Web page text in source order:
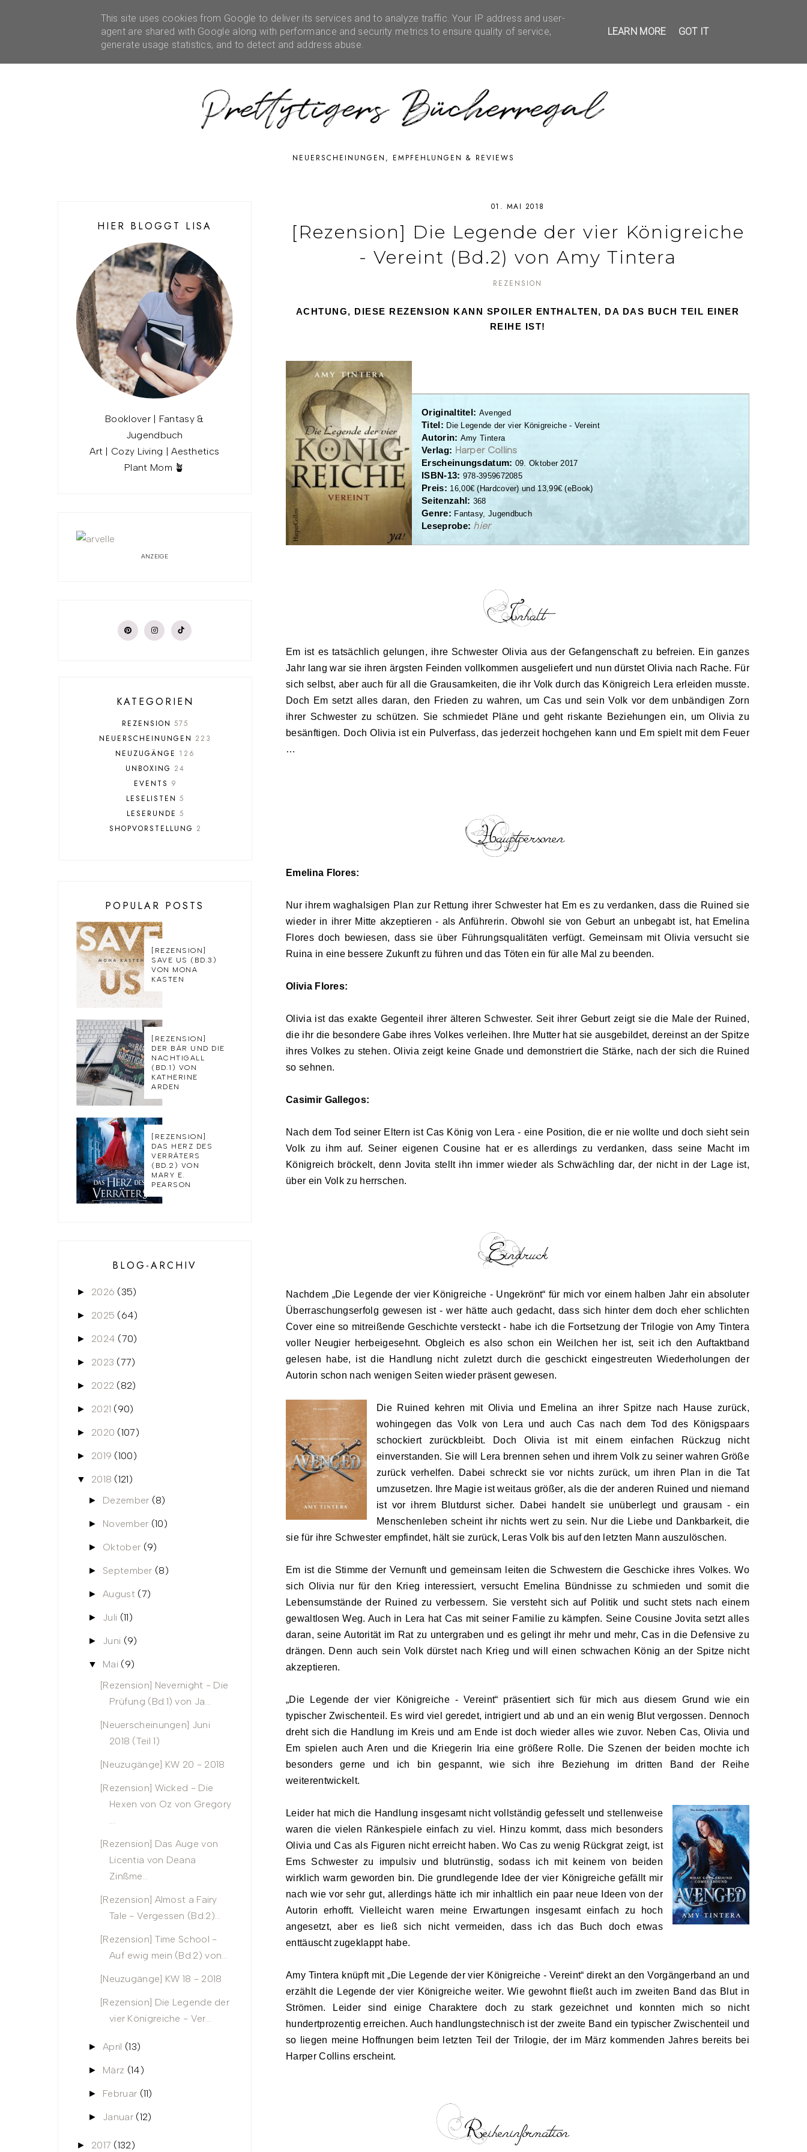
ÜBER MICH REZENSIONEN KOOPERATIONEN RUBRIKEN EVENTS SHOP FEEDBACK
NEUERSCHEINUNGEN, EMPFEHLUNGEN & REVIEWS
01. MAI 2018
[Rezension] Die Legende der vier Königreiche
- Vereint (Bd.2) von Amy Tintera
REZENSION
ACHTUNG, DIESE REZENSION KANN SPOILER ENTHALTEN, DA DAS BUCH TEIL EINER
REIHE IST!
Originaltitel: Avenged
Titel: Die Legende der vier Königreiche - Vereint
Autorin: Amy Tintera
Verlag: Harper Collins
Erscheinungsdatum: 09. Oktober 2017
ISBN-13: 978-3959672085
Preis: 1 6,00€( Hardcover) und 1 3,99€ (eBook)
Seitenzahl: 368
Genre: Fantasy, Jugendbuch
Leseprobe: hier
Em ist es tatsächlich gelungen, ihre Schwester Olivia aus der Gefangenschaft zu befreien. Ein ganzes
Jahr lang war sie ihren ärgsten Feinden vollkommen ausgeliefert und nun dürstet Olivia nach Rache. Für
sich selbst, aber auch für all die Grausamkeiten, die ihr Volk durch das Königreich Lera erleiden musste.
Doch Em setzt alles daran, den Frieden zu wahren, um Cas und sein Volk vor dem unbändigen Zorn
ihrer Schwester zu schützen. Sie schmiedet Pläne und geht riskante Beziehungen ein, um Olivia zu
besänftigen. Doch Olivia ist ein Pulverfass, das jederzeit hochgehen kann und Em spielt mit dem Feuer
…
Emelina Flores:
Nur ihrem waghalsigen Plan zur Rettung ihrer Schwester hat Em es zu verdanken, dass die Ruined sie
wieder in ihrer Mitte akzeptieren- als Anführerin. Obwohl sie von Geburt an unbegabt ist, hat Emelina
Flores doch bewiesen, dass sie über Führungsqualitäten verfügt. Gemeinsam mit Olivia versucht sie
Ruina in eine bessere Zukunft zu führen und das Töten ein für alle Mal zu beenden.
Olivia Flores:
Olivia ist das exakte Gegenteil ihrer älteren Schwester. Seit ihrer Geburt zeigt sie die Male der Ruined,
die ihr die besondere Gabe ihres Volkes verleihen. Ihre Mutter hat sie ausgebildet, dereinst an der Spitze
ihres Volkes zu stehen.Olivia zeigt keine Gnade und demonstriert die Stärke, nach der sich die Ruined
so sehnen.
Casimir Gallegos:
Nach dem Tod seiner Eltern ist Cas König von Lera- eine Position, die er nie wollte und doch sieht sein
Volk zu ihm auf. Seiner eigenen Cousine hat er es allerdings zu verdanken, dass seine Macht im
Königreich bröckelt, denn Jovita stellt ihn immer wieder als Schwächling dar, der nicht in der Lage ist,
über ein Volk zu herrschen.
Nachdem „Die Legende der vier Königreiche - Ungekrönt“ für mich vor einem halben Jahr ein absoluter
Überraschungserfolg gewesen ist-wer hätte auch gedacht, dass sich hinter dem doch eher schlichten
Cover eine so mitreißende Geschichte versteckt- habe ich die Fortsetzung der Trilogie von Amy Tintera
voller Neugier herbeigesehnt. Obgleich es also schon ein Weilchen her ist, seit ich den Auftaktband
gelesen habe, ist die Handlung nicht zuletzt durch die geschickt eingestreuten Wiederholungen der
Autorin schon nach wenigen Seiten wieder präsent gewesen.
Die Ruined kehren mit Olivia und Emelina an ihrer Spitze nach Hause zurück,
wohingegen das Volk von Lera und auch Cas nach dem Tod des Königspaars
schockiert zurückbleibt. Doch Olivia ist mit einem einfachen Rückzug nicht
einverstanden. Sie will Lera brennen sehen und ihrem Volk zu seiner wahren Größe
zurück verhelfen. Dabei schreckt sie vor nichts zurück, um ihren Plan in die Tat
umzusetzen. Ihre Magie ist weitaus größer, als die der anderen Ruined und niemand
ist vor ihrem Blutdurst sicher. Dabei handelt sie unüberlegt und grausam-ein
Menschenleben scheint ihr nichts wert zu sein. Nur die Liebe und Dankbarkeit, die
sie für ihre Schwester empfindet, hält sie zurück, Leras Volk bis auf den letzten Mann auszulöschen.
Em ist die Stimme der Vernunft und gemeinsam leiten die Schwestern die Geschicke ihres Volkes. Wo
sich Olivia nur für den Krieg interessiert, versucht Emelina Bündnisse zu schmieden und somit die
Lebensumstände der Ruined zu verbessern. Sie versteht sich auf Politik und sucht stets nach einem
gewaltlosen Weg. Auch in Lera hat Cas mit seiner Familie zu kämpfen. Seine Cousine Jovita setzt alles
daran, seine Autorität im Rat zu untergraben und es gelingt ihr mehr und mehr, Cas in die Defensive zu
drängen. Denn auch sein Volk dürstet nach Krieg und will einen schwachen König an der Spitze nicht
akzeptieren.
„Die Legende der vier Königreiche -Vereint“ präsentiert sich für mich aus diesem Grund wie ein
typischer Zwischenteil. Es wird viel geredet, intrigiert und ab und an ein wenig Blut vergossen. Dennoch
dreht sich die Handlung im Kreis und am Ende ist doch wieder alles wie zuvor. Neben Cas, Olivia und
Em spielen auch Aren und die Kriegerin Iria eine größere Rolle. Die Szenen der beiden mochte ich
besonders gerne und ich bin gespannt, wie sich ihre Beziehung im dritten Band der Reihe
weiterentwickelt.
Leider hat mich die Handlung insgesamt nicht vollständig gefesselt und stellenweise
waren die vielen Ränkespiele einfach zu viel. Hinzu kommt, dass mich besonders
Olivia und Cas als Figuren nicht erreicht haben. Wo Cas zu wenig Rückgrat zeigt, ist
Ems Schwester zu impulsiv und blutrünstig, sodass ich mit keinem von beiden
wirklich warm geworden bin. Die grundlegende Idee der vier Königreiche gefällt mir
nach wie vor sehr gut, allerdings hätte ich mir inhaltlich ein paar neue Ideen von der
Autorin erhofft. Vielleicht waren meine Erwartungen insgesamt einfach zu hoch
angesetzt, aber es ließ sich nicht vermeiden, dass ich das Buch doch etwas
enttäuscht zugeklappt habe.
Amy Tintera knüpft mit „Die Legende der vier Königreiche-Vereint“ direkt an den Vorgängerband an und
erzählt die Legende der vier Königreiche weiter. Wie gewohnt fließt auch im zweiten Band das Blut in
Strömen. Leider sind einige Charaktere doch zu stark gezeichnet und konnten mich so nicht
hundertprozentig erreichen. Auch handlungstechnisch ist der zweite Band ein typischer Zwischenteil und
so liegen meine Hoffnungen beim letzten Teil der Trilogie, der im März kommenden Jahres bereits bei
Harper Collins erscheint.
HIER BLOGGT LISA
Booklover | Fantasy &
Jugendbuch
Art | Cozy Living | Aesthetics
Plant Mom 🪴
ANZEIGE
KATEGORIEN
REZENSION 575
NEUERSCHEINUNGEN 223
NEUZUGÄNGE 126
UNBOXING 24
EVENTS 9
LESELISTEN 5
LESERUNDE 5
SHOPVORSTELLUNG 2
POPULAR POSTS
[REZENSION]
SAVE US (BD.3)
VON MONA
KASTEN
[REZENSION]
DER BÄR UND DIE
NACHTIGALL
(BD.1) VON
KATHERINE
ARDEN
[REZENSION]
DAS HERZ DES
VERRÄTERS
(BD.2) VON
MARY E.
PEARSON
BLOG-ARCHIV
► 2026 (35)
► 2025 (64)
► 2024 (70)
► 2023 (77)
► 2022 (82)
► 2021 (90)
► 2020 (107)
► 2019 (100)
▼ 2018 (121)
► Dezember (8)
► November (10)
► Oktober (9)
► September (8)
►August (7)
► Juli (11)
► Juni (9)
▼ Mai (9)
[Rezension] Nevernight - Die
Prüfung (Bd.1) von Ja...
[Neuerscheinungen] Juni
2018 (Teil 1)
[Neuzugänge] KW 20 - 2018
[Rezension] Wicked - Die
Hexen von Oz von Gregory
[Rezension] Das Auge von
Licentia von Deana
Zinßme...
[Rezension] Almost a Fairy
Tale - Vergessen (Bd.2)...
[Rezension] Time School -
Auf ewig mein (Bd.2) von...
[Neuzugänge] KW 18 - 2018
[Rezension] Die Legende der
vier Königreiche - Ver...
►April (13)
► März (14)
► Februar (11)
► Januar (12)
► 2017 (132)
This site uses cookies from Google to deliver its services and to analyze traffic. Your IP address and user-
agent are shared with Google along with performance and security metrics to ensure quality of service,
generate usage statistics, and to detect and address abuse.
LEARN MORE GOT IT